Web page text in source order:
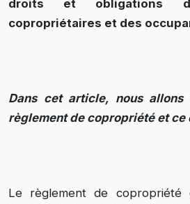
droits et obligations
copropriétaires et des
Dans cet article, nous
règlement de copropriété et
Le règlement de copropriété